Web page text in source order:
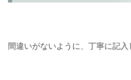
間違いがないように、丁寧に記入